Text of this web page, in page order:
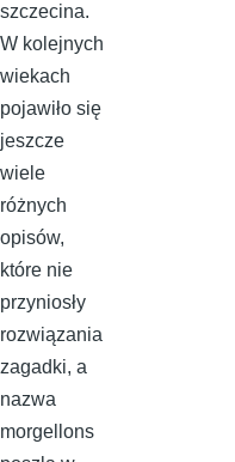
szczecina.
W kolejnych
wiekach
pojawiło się
jeszcze
wiele
różnych
opisów,
które nie
przyniosły
rozwiązania
zagadki, a
nazwa
morgellons